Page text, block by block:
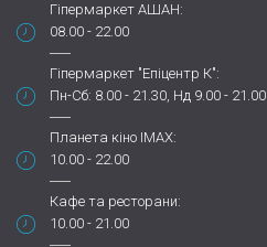
Гіпермаркет АШАН:
08.00 - 22.00
Гіпермаркет "Епіцентр К":
Пн-Сб: 8.00 - 21.30, Нд 9.00 - 21.00
Планета кіно IMAX:
10.00 - 22.00
Кафе та ресторани:
10.00 - 21.00